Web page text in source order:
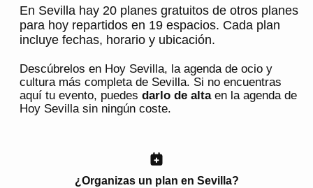
En Sevilla hay 20 planes gratuitos de otros planes
para hoy repartidos en 19 espacios. Cada plan
incluye fechas, horario y ubicación.
Descúbrelos en Hoy Sevilla, la agenda de ocio y
cultura más completa de Sevilla. Si no encuentras
aquí tu evento, puedes darlo de altaen la agenda de
Hoy Sevillasin ningún coste.
¿Organizas un plan en Sevilla?